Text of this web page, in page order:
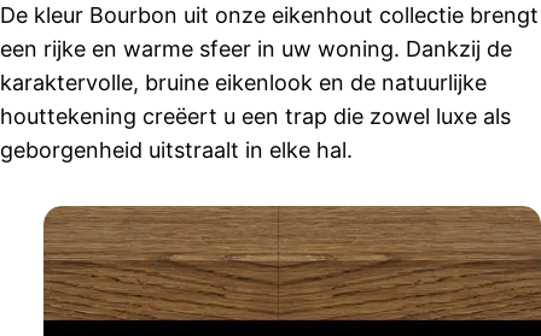
De kleur Bourbon uit onze eikenhout collectie brengt
een rijke en warme sfeer in uw woning. Dankzij de
karaktervolle, bruine eikenlook en de natuurlijke
houttekening creëert u een trap die zowel luxe als
geborgenheid uitstraalt in elke hal.